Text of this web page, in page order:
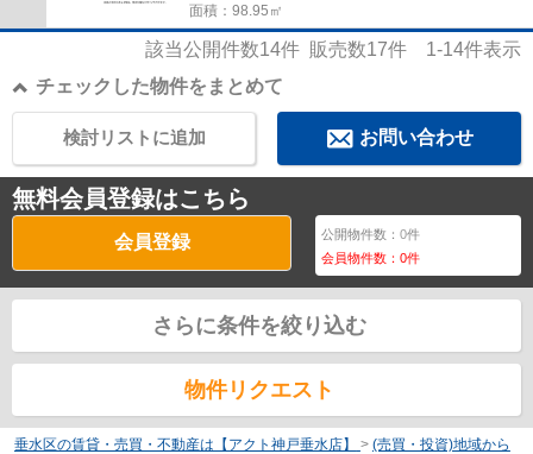
面積：98.95㎡
該当公開件数14件 販売数17件 1-14件表示
チェックした物件をまとめて
お問い合わせ
検討リストに追加
無料会員登録はこちら
会員登録 公開物件数：0件
会員物件数：0件
さらに条件を絞り込む
物件リクエスト
垂水区の賃貸・売買・不動産は【アクト神戸垂水店】 > (売買・投資)地域から